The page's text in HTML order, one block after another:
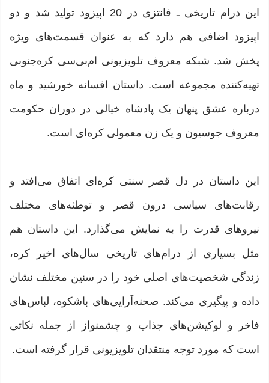
این درام تاریخی ـ فانتزی در 20 اپیزود تولید شد و دو
اپیزود اضافی هم دارد که به عنوان قسمت‌های ویژه
پخش شد. شبکه معروف تلویزیونی ام‌بی‌سی کره‌جنوبی
تهیه‌کننده مجموعه است. داستان افسانه خورشید و ماه
درباره عشق پنهان یک پادشاه خیالی در دوران حکومت
معروف جوسیون و یک زن معمولی کره‌ای است.
این داستان در دل قصر سنتی کره‌ای اتفاق می‌افتد و
رقابت‌های سیاسی درون قصر و توطئه‌‌های مختلف
نیروهای قدرت را به نمایش می‌گذارد. این داستان هم
مثل بسیاری از درام‌های تاریخی سال‌های اخیر کره،
زندگی شخصیت‌های اصلی خود را در سنین مختلف نشان
داده و پیگیری می‌کند. صحنه‌آرایی‌های باشکوه، لباس‌های
فاخر و لوکیشن‌های جذاب و چشمنواز از جمله نکاتی
است که مورد توجه منتقدان تلویزیونی قرار گرفته‌ است.